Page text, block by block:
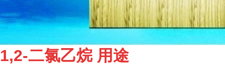
1,2-二氯乙烷 用途